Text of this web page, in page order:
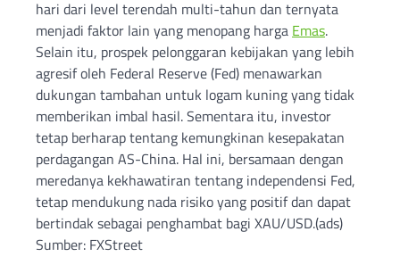
hari dari level terendah multi-tahun dan ternyata
menjadi faktor lain yang menopang harga Emas.
Selain itu, prospek pelonggaran kebijakan yang lebih
agresif oleh Federal Reserve (Fed) menawarkan
dukungan tambahan untuk logam kuning yang tidak
memberikan imbal hasil. Sementara itu, investor
tetap berharap tentang kemungkinan kesepakatan
perdagangan AS-China. Hal ini, bersamaan dengan
meredanya kekhawatiran tentang independensi Fed,
tetap mendukung nada risiko yang positif dan dapat
bertindak sebagai penghambat bagi XAU/USD.(ads)
Sumber: FXStreet